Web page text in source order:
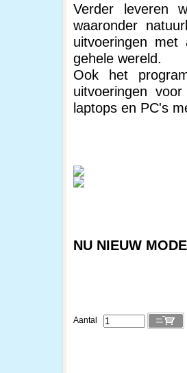
Verder leveren
waaronder
uitvoeringen
gehele wereld.
Ook het
uitvoeringen
laptops en PC's
NU NIEUW
Aantal